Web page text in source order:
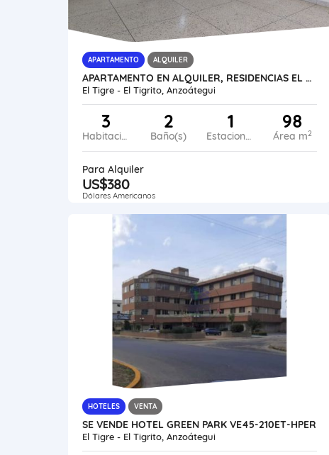
APARTAMENTO ALQUILER
APARTAMENTO EN ALQUILER, RESIDENCIAS EL TIGRE AL53-0051-SMED
El Tigre - El Tigrito, Anzoátegui
3
Habitaciones
2
Baño(s)
1
Estacionamiento
98
Área m2
Para Alquiler
US$380
Dólares Americanos
HOTELES VENTA
SE VENDE HOTEL GREEN PARK VE45-210ET-HPER
El Tigre - El Tigrito, Anzoátegui